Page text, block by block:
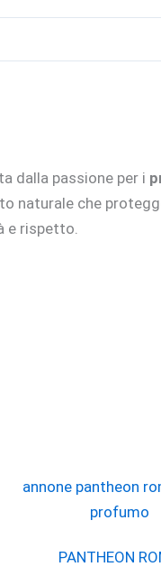
dalla passione per i
naturale che
e rispetto.
PANTHEON